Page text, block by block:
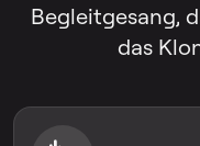
Begleitgesang,
das